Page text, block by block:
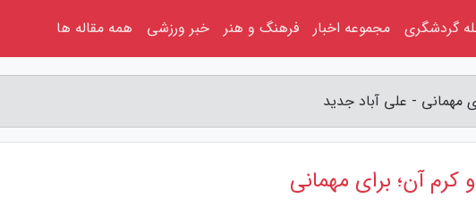
مهمانی - علی آباد جدید
کرم آن؛ برای مهمانی
گردشگری مجموعه اخبار فرهنگ و هنر خبر ورزشی همه مقاله ها